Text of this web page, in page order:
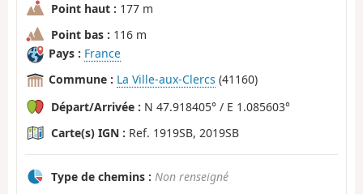
Point haut : 177 m
Point bas : 116 m
Pays : France
Commune : La Ville-aux-Clercs (41160)
Départ/Arrivée : N 47.918405° / E 1.085603°
Carte(s) IGN : Ref. 1919SB, 2019SB
Type de chemins : Non renseigné